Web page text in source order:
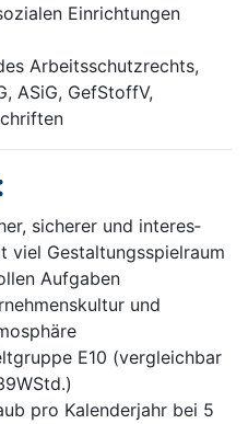
Einrichtungen
Arbeitsschutzrechts,
ASiG, GefStoffV,
sicherer und interes­
viel Gestaltungs­spiel­raum
Aufgaben
und
E10 (vergleichbar
pro Kalenderjahr bei 5